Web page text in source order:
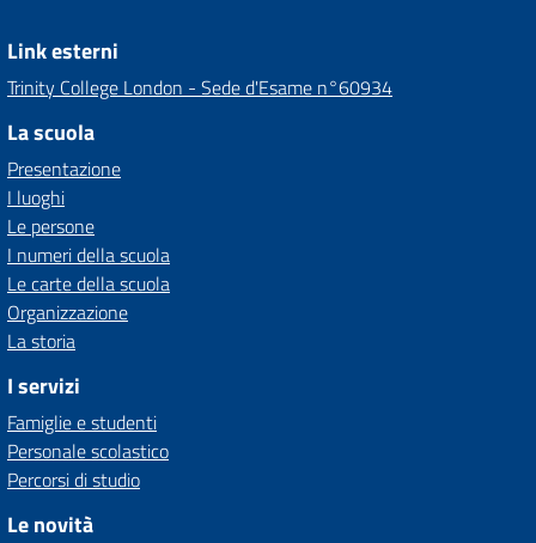
Link esterni
Trinity College London - Sede d'Esame n°60934
La scuola
Presentazione
I luoghi
Le persone
I numeri della scuola
Le carte della scuola
Organizzazione
La storia
I servizi
Famiglie e studenti
Personale scolastico
Percorsi di studio
Le novità